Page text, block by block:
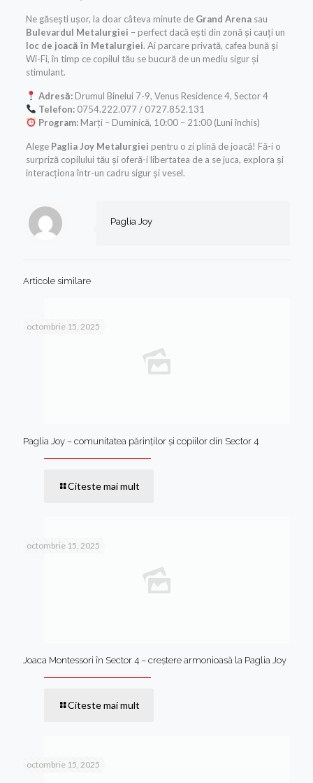
Ne găsești ușor, la doar câteva minute de Grand Arenasau
Bulevardul Metalurgiei – perfect dacă ești din zonă și cauți un
loc de joacă în Metalurgiei. Ai parcare privată, cafea bună și
Wi-Fi, în timp ce copilul tău se bucură de un mediu sigur și
stimulant.
Adresă:Drumul Binelui 7-9, Venus Residence 4, Sector 4
Telefon:0754.222.077 / 0727.852.131
Program:Marți – Duminică, 10:00 – 21:00 (Luni închis)
Alege Paglia Joy Metalurgiei pentru o zi plină de joacă! Fă-i o
surpriză copilului tău și oferă-i libertatea de a se juca, explora și
interacționa într-un cadru sigur și vesel.
Paglia Joy
Articole similare
octombrie 15, 2025
Paglia Joy – comunitatea părinților și copiilor din Sector 4
Citeste mai mult
octombrie 15, 2025
Joaca Montessori în Sector 4 – creștere armonioasă la Paglia Joy
Citeste mai mult
octombrie 15, 2025